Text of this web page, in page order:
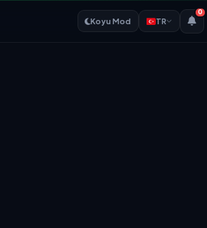
Koyu Mod TR
0